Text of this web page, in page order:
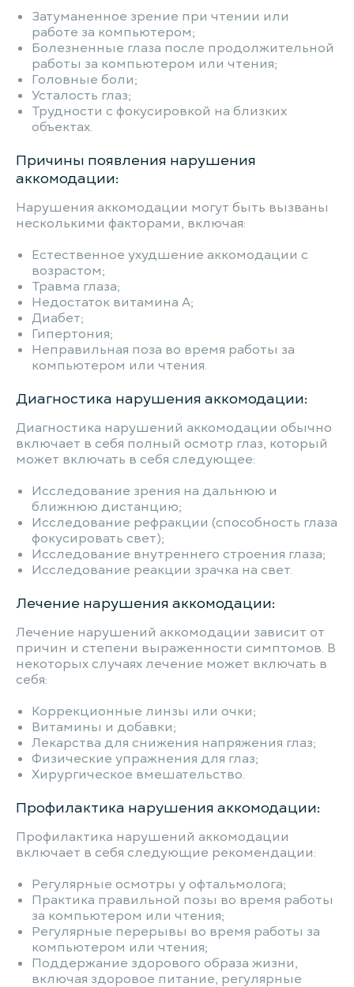
Затуманенное зрение при чтении или
работе за компьютером;
Болезненные глаза после продолжительной
работы за компьютером или чтения;
Головные боли;
Усталость глаз;
Трудности с фокусировкой на близких
объектах.
Причины появления нарушения
аккомодации:
Нарушения аккомодации могут быть вызваны
несколькими факторами, включая:
Естественное ухудшение аккомодации с
возрастом;
Травма глаза;
Недостаток витамина А;
Диабет;
Гипертония;
Неправильная поза во время работы за
компьютером или чтения.
Диагностика нарушения аккомодации:
Диагностика нарушений аккомодации обычно
включает в себя полный осмотр глаз, который
может включать в себя следующее:
Исследование зрения на дальнюю и
ближнюю дистанцию;
Исследование рефракции (способность глаза
фокусировать свет);
Исследование внутреннего строения глаза;
Исследование реакции зрачка на свет.
Лечение нарушения аккомодации:
Лечение нарушений аккомодации зависит от
причин и степени выраженности симптомов. В
некоторых случаях лечение может включать в
себя:
Коррекционные линзы или очки;
Витамины и добавки;
Лекарства для снижения напряжения глаз;
Физические упражнения для глаз;
Хирургическое вмешательство.
Профилактика нарушения аккомодации:
Профилактика нарушений аккомодации
включает в себя следующие рекомендации:
Регулярные осмотры у офтальмолога;
Практика правильной позы во время работы
за компьютером или чтения;
Регулярные перерывы во время работы за
компьютером или чтения;
Поддержание здорового образа жизни,
включая здоровое питание, регулярные